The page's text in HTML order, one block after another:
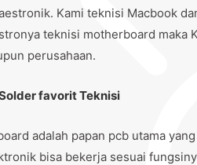
Kami teknisi Macbook
teknisi motherboard maka
perusahaan.
favorit Teknisi
adalah papan pcb utama
bisa bekerja sesuai